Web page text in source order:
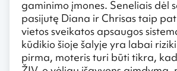
gaminimo įmones. Seneliais dėl
pasijutę Diana ir Chrisas taip
vietos sveikatos apsaugos
kūdikio šioje šalyje yra labai
pirma, moteris turi būti tikra,